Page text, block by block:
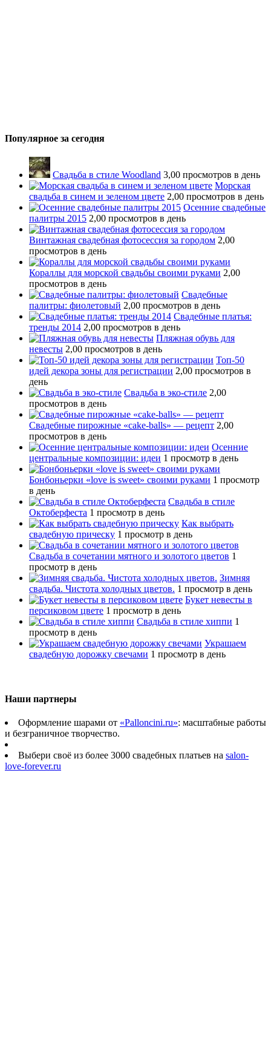
Популярное за сегодня
Свадьба в стиле Woodland 3,00 просмотров в день
Морская
свадьба в синем и зеленом цвете 2,00 просмотров в день
Осенние свадебные
палитры 2015 2,00 просмотров в день
Винтажная свадебная фотосессия за городом 2,00
просмотров в день
Кораллы для морской свадьбы своими руками 2,00
просмотров в день
Свадебные
палитры: фиолетовый 2,00 просмотров в день
Свадебные платья:
тренды 2014 2,00 просмотров в день
Пляжная обувь для
невесты 2,00 просмотров в день
Топ-50
идей декора зоны для регистрации 2,00 просмотров в
день
Свадьба в эко-стиле 2,00
просмотров в день
Свадебные пирожные «cake-balls» — рецепт 2,00
просмотров в день
Осенние
центральные композиции: идеи 1 просмотр в день
Бонбоньерки «love is sweet» своими руками 1 просмотр
в день
Свадьба в стиле
Октоберфеста 1 просмотр в день
Как выбрать
свадебную прическу 1 просмотр в день
Свадьба в сочетании мятного и золотого цветов 1
просмотр в день
Зимняя
свадьба. Чистота холодных цветов. 1 просмотр в день
Букет невесты в
персиковом цвете 1 просмотр в день
Свадьба в стиле хиппи 1
просмотр в день
Украшаем
свадебную дорожку свечами 1 просмотр в день
Наши партнеры
Оформление шарами от «Palloncini.ru»: масштабные работы
и безграничное творчество.
Выбери своё из более 3000 свадебных платьев на salon-
love-forever.ru